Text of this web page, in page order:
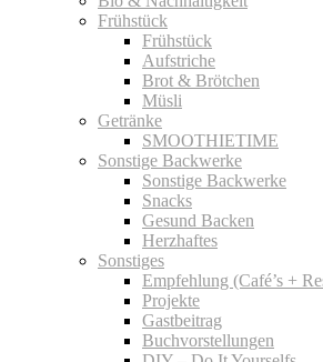
Frühstück
Frühstück
Aufstriche
Brot & Brötchen
Müsli
Getränke
SMOOTHIETIME
Sonstige Backwerke
Sonstige Backwerke
Snacks
Gesund Backen
Herzhaftes
Sonstiges
Empfehlung (Café’s +
Projekte
Gastbeitrag
Buchvorstellungen